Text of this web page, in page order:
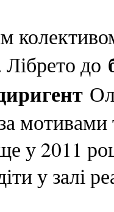
до
мотивами
у 2011
у залі